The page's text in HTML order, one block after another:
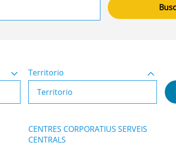
Territorio
CENTRES CORPORATIUS SERVEIS
CENTRALS